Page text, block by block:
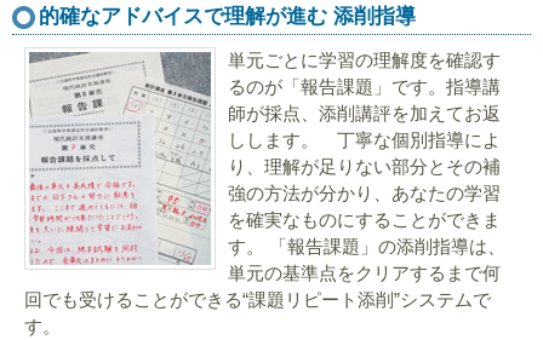
的確なアドバイスで理解が進む 添削指導
単元ごとに学習の理解度を確認す
るのが「報告課題」です。指導講
師が採点、添削講評を加えてお返
しします。 丁寧な個別指導によ
り、理解が足りない部分とその補
強の方法が分かり、あなたの学習
を確実なものにすることができま
す。 「報告課題」の添削指導は、
単元の基準点をクリアするまで何
回でも受けることができる“課題リピート添削”システムで
す。